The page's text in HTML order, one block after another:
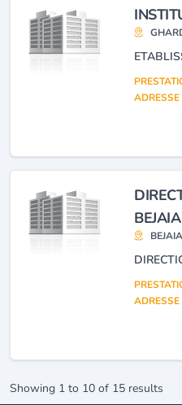
ADRESSE
BEJAIA
ADRESSE
Showing 1 to 10 of 15 results